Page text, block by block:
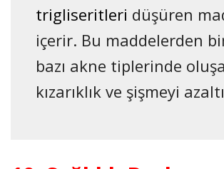
trigliseritleri düşüren
içerir. Bu maddelerden
bazı akne tiplerinde
kızarıklık ve şişmeyi